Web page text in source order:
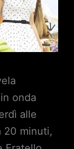
onda
alle
20 minuti,